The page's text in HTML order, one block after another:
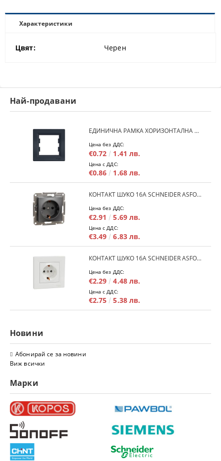
Характеристики
Цвят: Черен
Най-продавани
ЕДИНИЧНА РАМКА ХОРИЗОНТАЛНА SCHNEIDER ASFORA EPH5800171 - АНТРАЦИТ
Цена без ДДС:
€0.72 1.41 лв.
Цена с ДДС:
€0.86 1.68 лв.
КОНТАКТ ШУКО 16A SCHNEIDER ASFORA EPH2900171 - АНРАЦИТ
Цена без ДДС:
€2.91 5.69 лв.
Цена с ДДС:
€3.49 6.83 лв.
КОНТАКТ ШУКО 16A SCHNEIDER ASFORA EPH2900121 - БЯЛ
Цена без ДДС:
€2.29 4.48 лв.
Цена с ДДС:
€2.75 5.38 лв.
Новини
Абонирай се за новини
Виж всички
Марки